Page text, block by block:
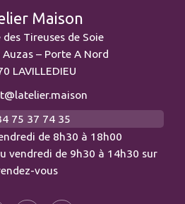
Maison
Tireuses de Soie
Auzas – Porte A Nord
LAVILLEDIEU
75 37 74 35
de 8h30 à 18h00
vendredi de 9h30 à 14h30 sur
vous